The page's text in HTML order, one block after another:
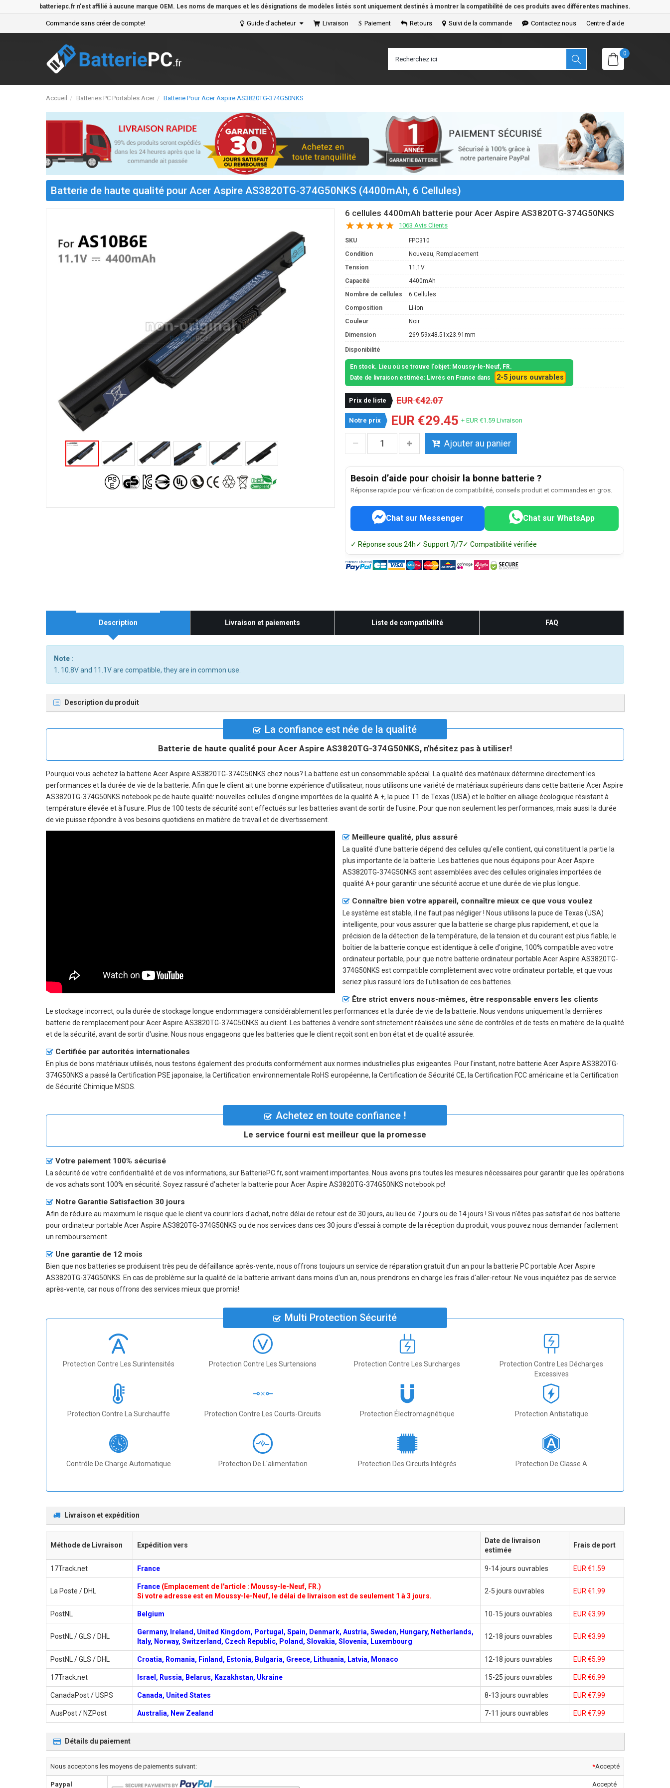
batteriepc.fr n'est affilié à aucune marque OEM. Les noms de marques et les désignations de modèles listés sont uniquement destinés à montrer la compatibilité de ces produits avec différentes machines.
Commande sans créer de compte! Guide d'acheteur Livraison Paiement Retours Suivi de la commande Contactez nous Centre d'aide
0
Accueil Batteries PC Portables Acer Batterie Pour Acer Aspire AS3820TG-374G50NKS
Batterie de haute qualité pour Acer Aspire AS3820TG-374G50NKS (4400mAh, 6 Cellules)
6 cellules 4400mAh batterie pour Acer Aspire AS3820TG-374G50NKS
1063 Avis Clients
SKU
FPC310
Condition
Nouveau, Remplacement
Tension
11.1V
Capacité
4400mAh
Nombre de cellules
6 Cellules
Composition
Li-ion
Couleur
Noir
Dimension
269.59x48.51x23.91mm
Disponibilité
En stock. Lieu où se trouve l'objet: Moussy-le-Neuf, FR.
Date de livraison estimée: Livrés en France dans
2-5 jours ouvrables
Prix de liste EUR €42.07
Notre prix EUR €29.45 + EUR €1.59 Livraison
Ajouter au panier
Besoin d’aide pour choisir la bonne batterie ?
Réponse rapide pour vérification de compatibilité, conseils produit et commandes en gros.
Chat sur Messenger Chat sur WhatsApp
✓ Réponse sous 24h✓ Support 7j/7✓ Compatibilité vérifiée
Description Livraison et paiements Liste de compatibilité FAQ
Note :
1. 10.8V and 11.1V are compatible, they are in common use.
Description du produit
La confiance est née de la qualité
Batterie de haute qualité pour Acer Aspire AS3820TG-374G50NKS, n'hésitez pas à utiliser!
Pourquoi vous achetez la batterie Acer Aspire AS3820TG-374G50NKS chez nous? La batterie est un consommable spécial. La qualité des matériaux détermine directement les
performances et la durée de vie de la batterie. Afin que le client ait une bonne expérience d'utilisateur, nous utilisons une variété de matériaux supérieurs dans cette batterie Acer Aspire
AS3820TG-374G50NKS notebook pcde haute qualité: nouvelles cellules d'origine importées de la qualité A +, la puce T1 de Texas (USA) et le boîtier en alliage écologique résistant à
température élevée et à l'usure. Plus de 100 tests de sécurité sont effectués sur les batteries avant de sortir de l'usine. Pour que non seulement les performances, mais aussi la durée
de vie puisse répondre à vos besoins quotidiens en matière de travail et de divertissement.
Meilleure qualité, plus assuré
La qualité d'une batterie dépend des cellules qu'elle contient, qui constituent la partie la
plus importante de la batterie. Les batteries que nous équipons pour Acer Aspire
AS3820TG-374G50NKS sont assemblées avec des cellules originales importées de
qualité A+ pour garantir une sécurité accrue et une durée de vie plus longue.
Connaître bien votre appareil, connaître mieux ce que vous voulez
Le système est stable, il ne faut pas négliger ! Nous utilisons la puce de Texas (USA)
intelligente, pour vous assurer que la batterie se charge plus rapidement, et que la
précision de la détection de la température, de la tension et du courant est plus fiable; le
boîtier de la batterie conçue est identique à celle d'origine, 100% compatible avec votre
ordinateur portable, pour que notre batterie ordinateur portable Acer Aspire AS3820TG-
374G50NKS est compatible complètement avec votre ordinateur portable, et que vous
seriez plus rassuré lors de l'utilisation de ces batteries.
Être strict envers nous-mêmes, être responsable envers les clients
Le stockage incorrect, ou la durée de stockage longue endommagera considérablement les performances et la durée de vie de la batterie. Nous vendons uniquement la dernières
batterie de remplacement pour Acer Aspire AS3820TG-374G50NKS au client. Les batteries à vendre sont strictement réalisées une série de contrôles et de tests en matière de la qualité
et de la sécurité, avant de sortir d'usine. Nous nous engageons que les batteries que le client reçoit sont en bon état et de qualité assurée.
Certifiée par autorités internationales
En plus de bons matériaux utilisés, nous testons également des produits conformément aux normes industrielles plus exigeantes. Pour l'instant, notre batterie Acer Aspire AS3820TG-
374G50NKS a passé la Certification PSE japonaise, la Certification environnementale RoHS européenne, la Certification de Sécurité CE, la Certification FCC américaine et la Certification
de Sécurité Chimique MSDS.
Achetez en toute confiance !
Le service fourni est meilleur que la promesse
Votre paiement 100% sécurisé
La sécurité de votre confidentialité et de vos informations, sur BatteriePC.fr, sont vraiment importantes. Nous avons pris toutes les mesures nécessaires pour garantir que les opérations
de vos achats sont 100% en sécurité. Soyez rassuré d'acheter la batterie pour Acer Aspire AS3820TG-374G50NKS notebook pc!
Notre Garantie Satisfaction 30 jours
Afin de réduire au maximum le risque que le client va courir lors d'achat, notre délai de retour est de 30 jours, au lieu de 7 jours ou de 14 jours ! Si vous n'êtes pas satisfait de nos batterie
pour ordinateur portable Acer Aspire AS3820TG-374G50NKS ou de nos services dans ces 30 jours d'essai à compte de la réception du produit, vous pouvez nous demander facilement
un remboursement.
Une garantie de 12 mois
Bien que nos batteries se produisent très peu de défaillance après-vente, nous offrons toujours un service de réparation gratuit d'un an pour la batterie PC portable Acer Aspire
AS3820TG-374G50NKS . En cas de problème sur la qualité de la batterie arrivant dans moins d'un an, nous prendrons en charge les frais d'aller-retour. Ne vous inquiétez pas de service
après-vente, car nous offrons des services mieux que promis!
Multi Protection Sécurité
Protection Contre Les Surintensités Protection Contre Les Surtensions Protection Contre Les Surcharges
Protection Contre Les Décharges
Excessives
Protection Contre La Surchauffe Protection Contre Les Courts-Circuits Protection Électromagnétique Protection Antistatique
Contrôle De Charge Automatique Protection De L'alimentation Protection Des Circuits Intégrés Protection De Classe A
Livraison et expédition
Méthode de Livraison Expédition vers
Date de livraison
estimée
Frais de port
17Track.net France 9-14 jours ouvrables EUR €1.59
La Poste / DHL
France (Emplacement de l'article : Moussy-le-Neuf, FR.)
Si votre adresse est en Moussy-le-Neuf, le délai de livraison est de seulement 1 à 3 jours.
2-5 jours ouvrables EUR €1.99
PostNL Belgium 10-15 jours ouvrables EUR €3.99
PostNL / GLS / DHL
Germany, Ireland, United Kingdom, Portugal, Spain, Denmark, Austria, Sweden, Hungary, Netherlands,
Italy, Norway, Switzerland, Czech Republic, Poland, Slovakia, Slovenia, Luxembourg
12-18 jours ouvrables EUR €3.99
PostNL / GLS / DHL Croatia, Romania, Finland, Estonia, Bulgaria, Greece, Lithuania, Latvia, Monaco 12-18 jours ouvrables EUR €5.99
17Track.net Israel, Russia, Belarus, Kazakhstan, Ukraine 15-25 jours ouvrables EUR €6.99
CanadaPost / USPS Canada, United States 8-13 jours ouvrables EUR €7.99
AusPost / NZPost Australia, New Zealand 7-11 jours ouvrables EUR €7.99
Détails du paiement
Nous acceptons les moyens de paiements suivant: *Accepté
Paypal Accepté